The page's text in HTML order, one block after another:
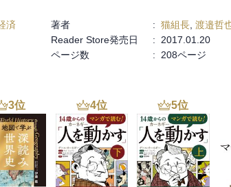
済 著者 : 猫組長 渡邉哲
Reader Store発売日
:
2017.01.20
ページ数
: 208ページ
3位 4位 5位